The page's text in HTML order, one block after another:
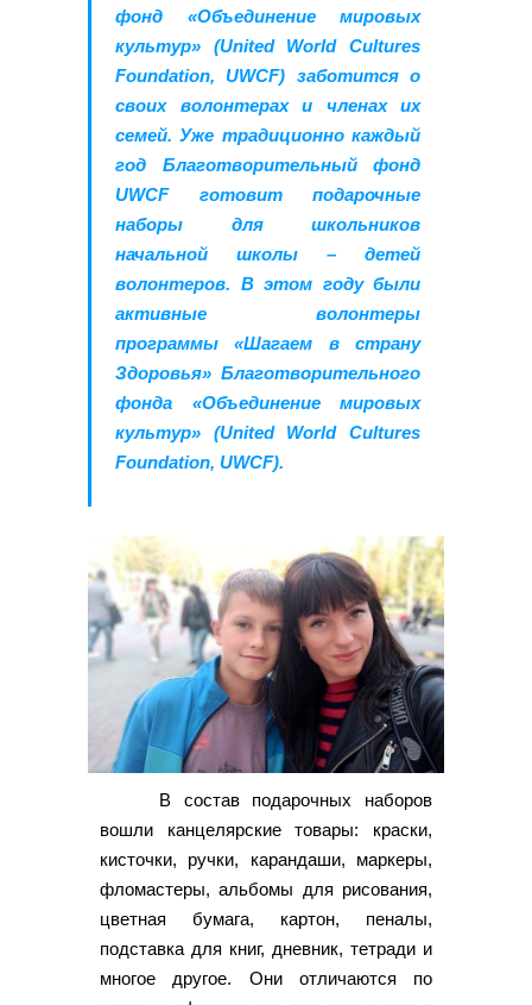
фонд «Объединение мировых
культур» (United World Cultures
Foundation, UWCF) заботится о
своих волонтерах и членах их
семей. Уже традиционно каждый
год Благотворительный фонд
UWCF готовит подарочные
наборы для школьников
начальной школы – детей
волонтеров. В этом году были
активные волонтеры
программы «Шагаем в страну
Здоровья» Благотворительного
фонда «Объединение мировых
культур» (United World Cultures
Foundation, UWCF).
В состав подарочных наборов
вошли канцелярские товары: краски,
кисточки, ручки, карандаши, маркеры,
фломастеры, альбомы для рисования,
цветная бумага, картон, пеналы,
подставка для книг, дневник, тетради и
многое другое. Они отличаются по